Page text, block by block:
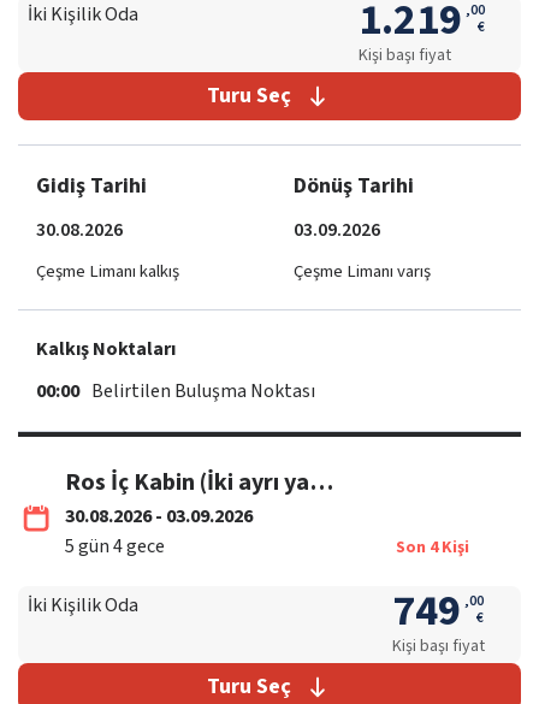
İki Kişilik Oda 1.219 ,00
€
Kişi başı fiyat
Turu Seç
Gidiş Tarihi
30.08.2026
Çeşme Limanı kalkış
Dönüş Tarihi
03.09.2026
Çeşme Limanı varış
Kalkış Noktaları
00:00 Belirtilen Buluşma Noktası
Ros İç Kabin (İki ayrı yataklıdır.)
30.08.2026 - 03.09.2026
5gün4gece Son 4Kişi
İki Kişilik Oda 749 ,00
€
Kişi başı fiyat
Turu Seç